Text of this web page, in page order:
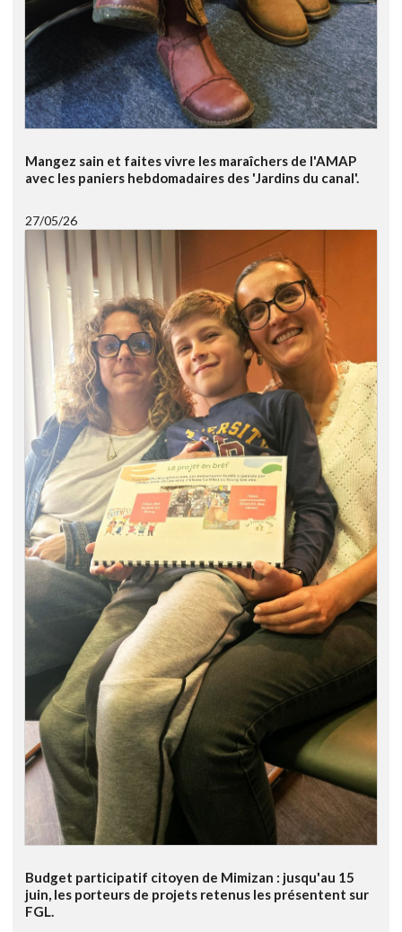
Mangez sain et faites vivre les maraîchers de l'AMAP
avec les paniers hebdomadaires des 'Jardins du canal'.
27/05/26
Budget participatif citoyen de Mimizan : jusqu'au 15
juin, les porteurs de projets retenus les présentent sur
FGL.